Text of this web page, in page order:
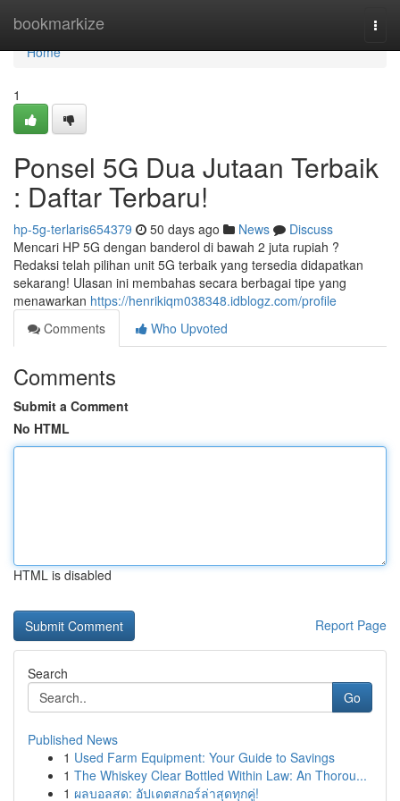
bookmarkize
Home
Home
1
Ponsel 5G Dua Jutaan Terbaik
: Daftar Terbaru!
hp-5g-terlaris654379 50 days ago News
Discuss
Mencari HP 5G dengan banderol di bawah 2 juta rupiah ?
Redaksi telah pilihan unit 5G terbaik yang tersedia didapatkan
sekarang! Ulasan ini membahas secara berbagai tipe yang
menawarkan https://henrikiqm038348.idblogz.com/profile
Comments
Who Upvoted
Comments
Submit a Comment
No HTML
HTML is disabled
Report Page
Search
Go
Published News
1 Used Farm Equipment: Your Guide to Savings
1 The Whiskey Clear Bottled Within Law: An Thorou...
1 ผลบอลสด: อัปเดตสกอร์ล่าสุดทุกคู่!